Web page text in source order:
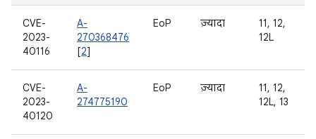
CVE-
2023-
40116
A-
270368476
[2]
EoP ज़्यादा
11, 12,
12L
CVE-
2023-
40120
A-
274775190
EoP ज़्यादा
11, 12,
12L, 13